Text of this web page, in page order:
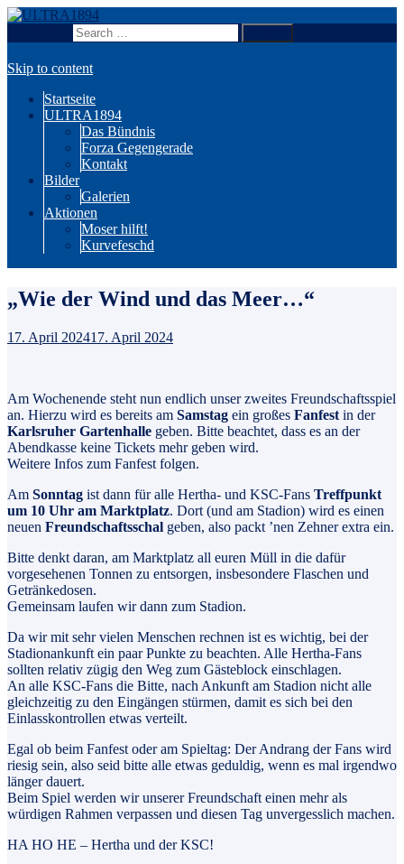
ULTRA1894
Skip to content
Startseite
ULTRA1894
Das Bündnis
Forza Gegengerade
Kontakt
Bilder
Galerien
Aktionen
Moser hilft!
Kurvefeschd
„Wie der Wind und das Meer…“
17. April 202417. April 2024
Am Wochenende steht nun endlich unser zweites Freundschaftsspiel
an. Hierzu wird es bereits am Samstag ein großes Fanfest in der
Karlsruher Gartenhalle geben. Bitte beachtet, dass es an der
Abendkasse keine Tickets mehr geben wird.
Weitere Infos zum Fanfest folgen.
Am Sonntag ist dann für alle Hertha- und KSC-Fans Treffpunkt
um 10 Uhr am Marktplatz. Dort (und am Stadion) wird es einen
neuen Freundschaftsschal geben, also packt ’nen Zehner extra ein.
Bitte denkt daran, am Marktplatz all euren Müll in die dafür
vorgesehenen Tonnen zu entsorgen, insbesondere Flaschen und
Getränkedosen.
Gemeinsam laufen wir dann zum Stadion.
Da wir mit sehr vielen Menschen rechnen ist es wichtig, bei der
Stadionankunft ein paar Punkte zu beachten. Alle Hertha-Fans
sollten relativ zügig den Weg zum Gästeblock einschlagen.
An alle KSC-Fans die Bitte, nach Ankunft am Stadion nicht alle
gleichzeitig zu den Eingängen stürmen, damit es sich bei den
Einlasskontrollen etwas verteilt.
Egal ob beim Fanfest oder am Spieltag: Der Andrang der Fans wird
riesig sein, also seid bitte alle etwas geduldig, wenn es mal irgendwo
länger dauert.
Beim Spiel werden wir unserer Freundschaft einen mehr als
würdigen Rahmen verpassen und diesen Tag unvergesslich machen.
HA HO HE – Hertha und der KSC!